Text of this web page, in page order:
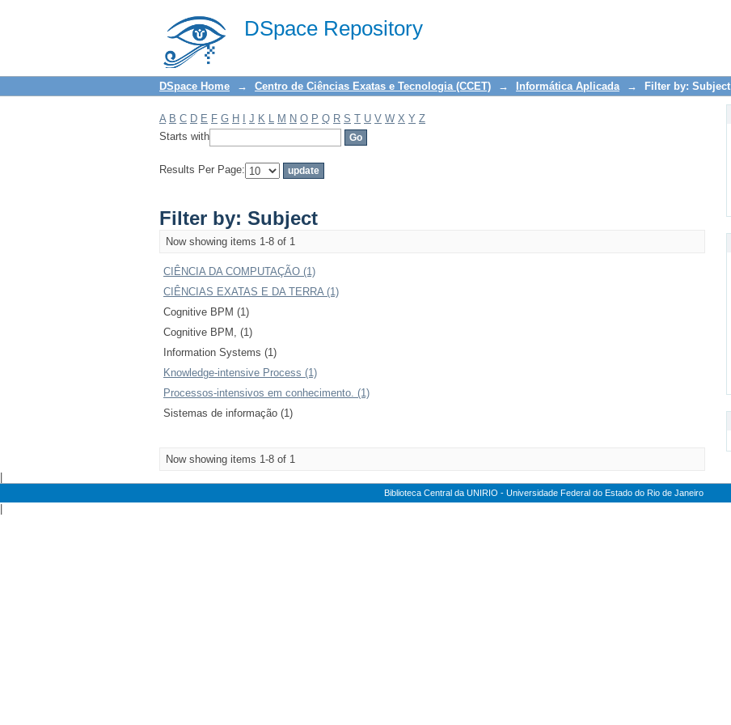
DSpace Repository
Filter by: Subject
DSpace Home → Centro de Ciências Exatas e Tecnologia (CCET) → Informática Aplicada → Filter by: Subject
A B C D E F G H J K L M N O P Q R S T U V W X Y Z
Starts with
Results Per Page:
Filter by: Subject
Now showing items 1-8 of 1
CIÊNCIA DA COMPUTAÇÃO (1)
CIÊNCIAS EXATAS E DA TERRA (1)
Cognitive BPM (1)
Cognitive BPM, (1)
Information Systems (1)
Knowledge-intensive Process (1)
Processos-intensivos em conhecimento. (1)
Sistemas de informação (1)
Now showing items 1-8 of 1
Biblioteca Central da UNIRIO - Universidade Federal do Estado do Rio de Janeiro